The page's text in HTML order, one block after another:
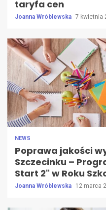
taryfa cen
Joanna Wróblewska 7 kwietnia
NEWS
Poprawa jakości
Szczecinku –
Start 2" w Roku
Joanna Wróblewska 12 marca